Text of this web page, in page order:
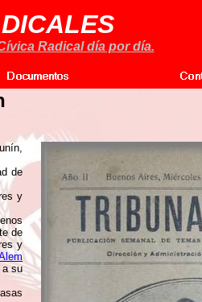
Radical día por día.
de
y
de
y
a su